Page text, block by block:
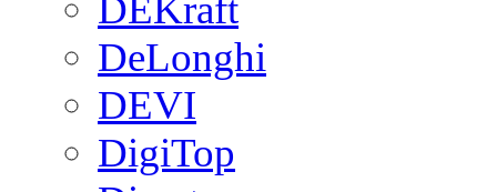
DEKraft
DeLonghi
DEVI
DigiTop